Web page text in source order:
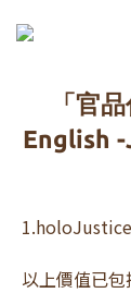
「官
English
以上價值已包